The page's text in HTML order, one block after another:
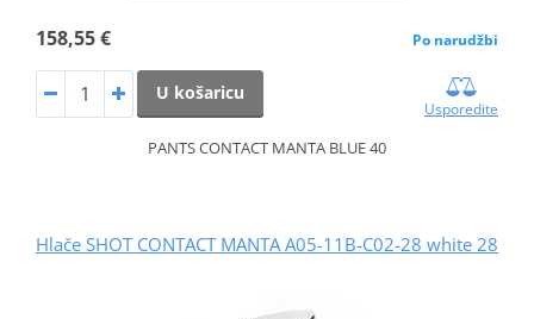
158,55 € Po narudžbi
U košaricu
Usporedite
PANTS CONTACT MANTA BLUE 40
Hlače SHOT CONTACT MANTA A05-11B-C02-28 white 28